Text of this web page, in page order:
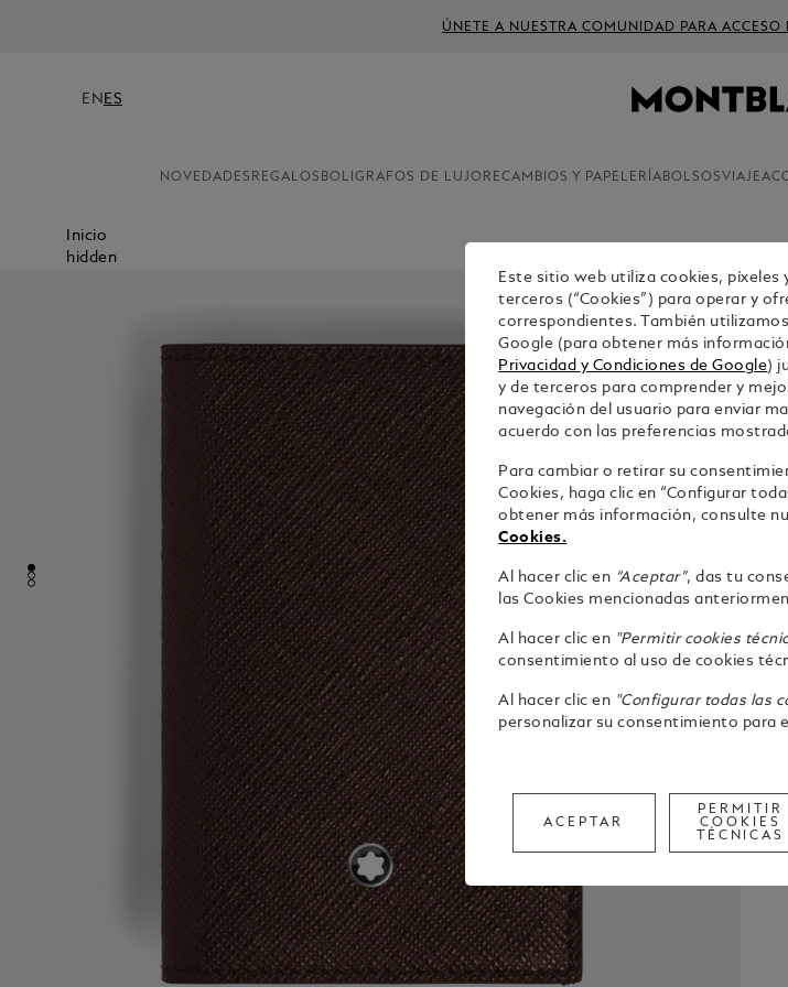
ÚNETE A NUESTRA COMUNIDAD PARA ACCESO
EN ES
NOVEDADES REGALOS BOLIGRAFOS DE LUJO RECAMBIOS Y PAPELERÍA BOLSOSVIAJE
Inicio
hidden
Este sitio web utiliza cookies, píxeles
terceros (“Cookies”) para operar y
correspondientes. También
Google (para obtener más
Privacidad y Condiciones de Google)
y de terceros para comprender y
navegación del usuario para enviar
acuerdo con las preferencias
Para cambiar o retirar su
Cookies, haga clic en “Configurar
obtener más información, consulte
Cookies.
Al hacer clic en “Aceptar”, das tu
las Cookies mencionadas
Al hacer clic en "Permitir cookies
consentimiento al uso de cookies
Al hacer clic en "Configurar todas las
personalizar su consentimiento para
ACEPTAR
PERMITIR
COOKIES
TÉCNICAS